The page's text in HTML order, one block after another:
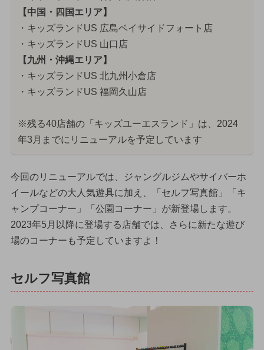
【中国・四国エリア】
・キッズランドUS 広島ベイサイドフォート店
・キッズランドUS 山口店
【九州・沖縄エリア】
・キッズランドUS 北九州小倉店
・キッズランドUS 福岡久山店
※残る40店舗の「キッズユーエスランド」は、2024
年3月までにリニューアルを予定しています
今回のリニューアルでは、ジャングルジムやサイバーホ
イールなどの大人気遊具に加え、「セルフ写真館」「キ
ャンプコーナー」「公園コーナー」が新登場します。
2023年5月以降に登場する店舗では、さらに新たな遊び
場のコーナーも予定していますよ！
セルフ写真館